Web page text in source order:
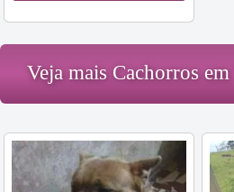
Veja mais Cachorros